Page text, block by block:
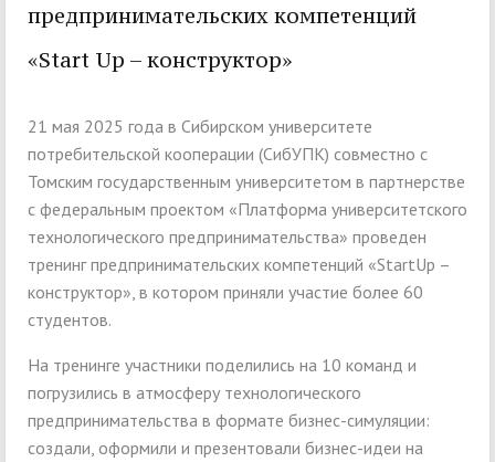
предпринимательских компетенций
«Start Up – конструктор»
21 мая 2025 года в Сибирском университете
потребительской кооперации (СибУПК) совместно с
Томским государственным университетом в партнерстве
с федеральным проектом «Платформа университетского
технологического предпринимательства» проведен
тренинг предпринимательских компетенций «StartUp –
конструктор», в котором приняли участие более 60
студентов.
На тренинге участники поделились на 10 команд и
погрузились в атмосферу технологического
предпринимательства в формате бизнес-симуляции:
создали, оформили и презентовали бизнес-идеи на